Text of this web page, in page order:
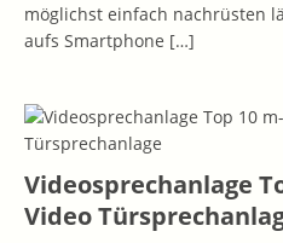
möglichst einfach nachrüsten
aufs Smartphone […]
Videosprechanlage
Video